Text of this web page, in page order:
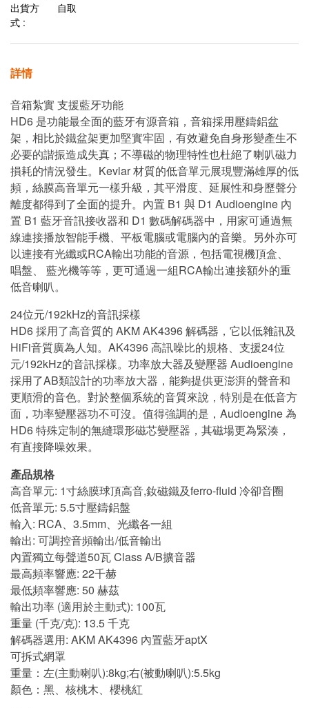
出貨方
式 :
自取
詳情
音箱紮實 支援藍牙功能
HD6 是功能最全面的藍牙有源音箱，音箱採用壓鑄鋁盆
架，相比於鐵盆架更加堅實牢固，有效避免自身形變產生不
必要的諧振造成失真；不導磁的物理特性也杜絕了喇叭磁力
損耗的情況發生。Kevlar 材質的低音單元展現豐滿雄厚的低
頻，絲膜高音單元一樣升級，其平滑度、延展性和身歷聲分
離度都得到了全面的提升。內置 B1 與 D1 Audioengine 內
置 B1 藍牙音訊接收器和 D1 數碼解碼器中，用家可通過無
線連接播放智能手機、平板電腦或電腦內的音樂。另外亦可
以連接有光纖或RCA輸出功能的音源，包括電視機頂盒、
唱盤、 藍光機等等，更可通過一組RCA輸出連接額外的重
低音喇叭。
24位元/192kHz的音訊採樣
HD6 採用了高音質的 AKM AK4396 解碼器，它以低雜訊及
HiFi音質廣為人知。AK4396 高訊噪比的規格、支援24位
元/192kHz的音訊採樣。功率放大器及變壓器 Audioengine
採用了AB類設計的功率放大器，能夠提供更澎湃的聲音和
更順滑的音色。對於整個系統的音質來說，特別是在低音方
面，功率變壓器功不可沒。值得強調的是，Audioengine 為
HD6 特殊定制的無縫環形磁芯變壓器，其磁場更為緊湊，
有直接降噪效果。
產品規格
高音單元: 1寸絲膜球頂高音,釹磁鐵及ferro-fluid 冷卻音圈
低音單元: 5.5寸壓鑄鋁盤
輸入: RCA、3.5mm、光纖各一組
輸出: 可調控音頻輸出/低音輸出
內置獨立每聲道50瓦 Class A/B擴音器
最高頻率響應: 22千赫
最低頻率響應: 50 赫茲
輸出功率 (適用於主動式): 100瓦
重量 (千克/克): 13.5 千克
解碼器選用: AKM AK4396 內置藍牙aptX
可拆式網罩
重量：左(主動喇叭):8kg;右(被動喇叭):5.5kg
顏色：黑、核桃木、櫻桃紅